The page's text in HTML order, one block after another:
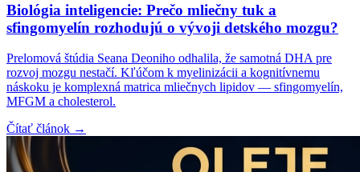
Biológia inteligencie: Prečo mliečny tuk a
sfingomyelín rozhodujú o vývoji detského mozgu?
Prelomová štúdia Seana Deoniho odhalila, že samotná DHA pre
rozvoj mozgu nestačí. Kľúčom k myelinizácii a kognitívnemu
náskoku je komplexná matrica mliečnych lipidov — sfingomyelín,
MFGM a cholesterol.
Čítať článok →